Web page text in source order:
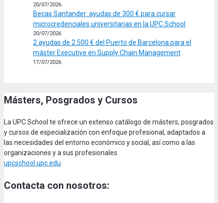
20/07/2026
Becas Santander: ayudas de 300 € para cursar
microcredenciales universitarias en la UPC School
20/07/2026
2 ayudas de 2.500 € del Puerto de Barcelona para el
máster Executive en Supply Chain Management
17/07/2026
Másters, Posgrados y Cursos
La UPC School te ofrece un extenso catálogo de másters, posgrados
y cursos de especialización con enfoque profesional, adaptados a
las necesidades del entorno económico y social, así como a las
organizaciones y a sus profesionales.
upcschool.upc.edu
Contacta con nosotros: